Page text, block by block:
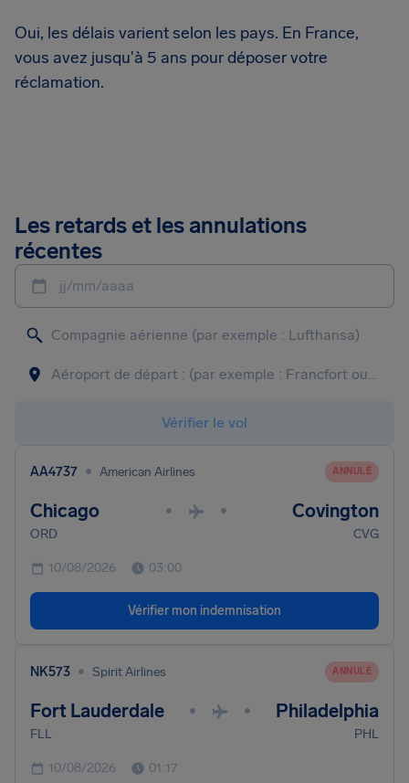
Oui, les délais varient selon les pays. En France,
vous avez jusqu'à 5 ans pour déposer votre
réclamation.
Les retards et les annulations
récentes
jj/mm/aaaa
Vérifier le vol
AA4737 • American Airlines ANNULÉ
Chicago • • Covington
ORD CVG
10/08/2026 03:00
Vérifier mon indemnisation
NK573 • Spirit Airlines ANNULÉ
Fort Lauderdale • • Philadelphia
FLL PHL
10/08/2026 01:17